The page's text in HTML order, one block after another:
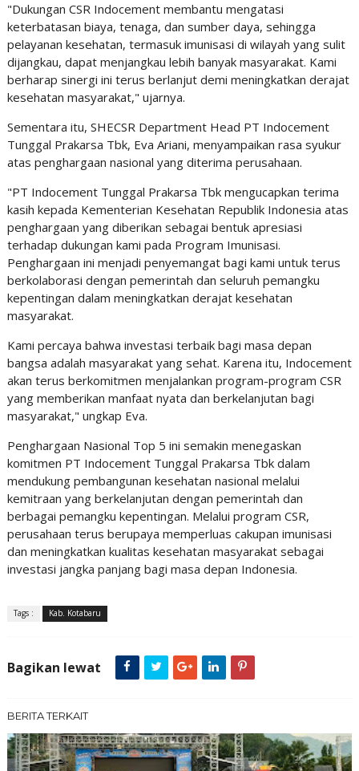
"Dukungan CSR Indocement membantu mengatasi
keterbatasan biaya, tenaga, dan sumber daya, sehingga
pelayanan kesehatan, termasuk imunisasi di wilayah yang sulit
dijangkau, dapat menjangkau lebih banyak masyarakat. Kami
berharap sinergi ini terus berlanjut demi meningkatkan derajat
kesehatan masyarakat," ujarnya.
Sementara itu, SHECSR Department Head PT Indocement
Tunggal Prakarsa Tbk, Eva Ariani, menyampaikan rasa syukur
atas penghargaan nasional yang diterima perusahaan.
"PT Indocement Tunggal Prakarsa Tbk mengucapkan terima
kasih kepada Kementerian Kesehatan Republik Indonesia atas
penghargaan yang diberikan sebagai bentuk apresiasi
terhadap dukungan kami pada Program Imunisasi.
Penghargaan ini menjadi penyemangat bagi kami untuk terus
berkolaborasi dengan pemerintah dan seluruh pemangku
kepentingan dalam meningkatkan derajat kesehatan
masyarakat.
Kami percaya bahwa investasi terbaik bagi masa depan
bangsa adalah masyarakat yang sehat. Karena itu, Indocement
akan terus berkomitmen menjalankan program-program CSR
yang memberikan manfaat nyata dan berkelanjutan bagi
masyarakat," ungkap Eva.
Penghargaan Nasional Top 5 ini semakin menegaskan
komitmen PT Indocement Tunggal Prakarsa Tbk dalam
mendukung pembangunan kesehatan nasional melalui
kemitraan yang berkelanjutan dengan pemerintah dan
berbagai pemangku kepentingan. Melalui program CSR,
perusahaan terus berupaya memperluas cakupan imunisasi
dan meningkatkan kualitas kesehatan masyarakat sebagai
investasi jangka panjang bagi masa depan Indonesia.
Tags : Kab. Kotabaru
Bagikan lewat
BERITA TERKAIT